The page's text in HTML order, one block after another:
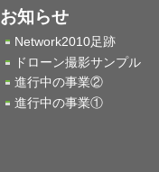
お知らせ
Network2010足跡
ドローン撮影サンプル
進行中の事業②
進行中の事業①